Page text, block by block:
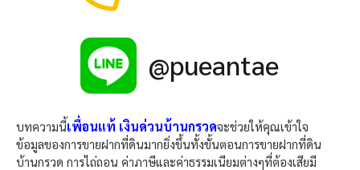
@pueantae
บทความนี้เพื่อนแท้ เงินด่วนบ้านกรวดจะช่วยให้คุณเข้าใจ
ข้อมูลของการขายฝากที่ดินมากยิ่งขึ้นทั้งขั้นตอนการขายฝากที่ดิน
บ้านกรวด การไถ่ถอน ค่าภาษีและค่าธรรมเนียมต่างๆที่ต้องเสียมี